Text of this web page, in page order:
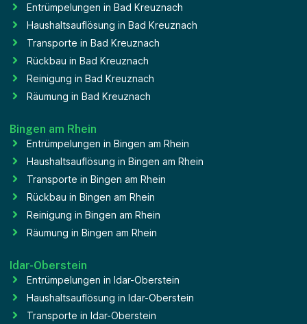
Entrümpelungen in Bad Kreuznach
Haushaltsauflösung in Bad Kreuznach
Transporte in Bad Kreuznach
Rückbau in Bad Kreuznach
Reinigung in Bad Kreuznach
Räumung in Bad Kreuznach
Bingen am Rhein
Entrümpelungen in Bingen am Rhein
Haushaltsauflösung in Bingen am Rhein
Transporte in Bingen am Rhein
Rückbau in Bingen am Rhein
Reinigung in Bingen am Rhein
Räumung in Bingen am Rhein
Idar-Oberstein
Entrümpelungen in Idar-Oberstein
Haushaltsauflösung in Idar-Oberstein
Transporte in Idar-Oberstein